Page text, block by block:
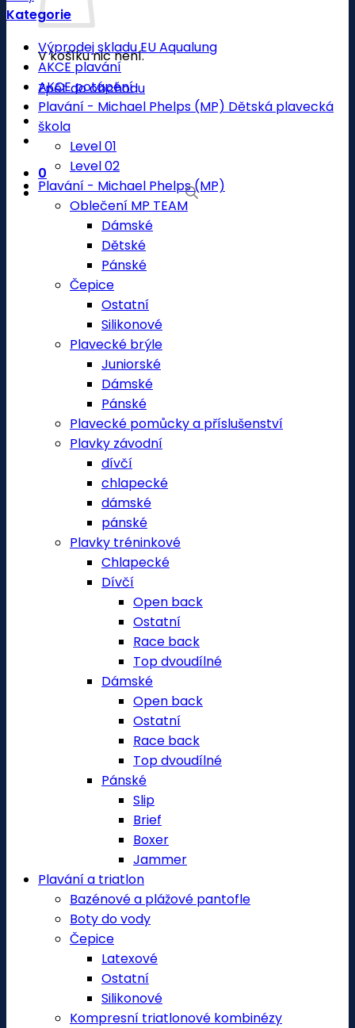
V košíku nic není.
Zpět do obchodu
0
Kategorie
Výprodej skladu EU Aqualung
AKCE plavání
AKCE potápění
Plavání - Michael Phelps (MP) Dětská plavecká
škola
Level 01
Level 02
Plavání - Michael Phelps (MP)
Oblečení MP TEAM
Dámské
Dětské
Pánské
Čepice
Ostatní
Silikonové
Plavecké brýle
Juniorské
Dámské
Pánské
Plavecké pomůcky a příslušenství
Plavky závodní
dívčí
chlapecké
dámské
pánské
Plavky tréninkové
Chlapecké
Dívčí
Open back
Ostatní
Race back
Top dvoudílné
Dámské
Open back
Ostatní
Race back
Top dvoudílné
Pánské
Slip
Brief
Boxer
Jammer
Plavání a triatlon
Bazénové a plážové pantofle
Boty do vody
Čepice
Latexové
Ostatní
Silikonové
Kompresní triatlonové kombinézy